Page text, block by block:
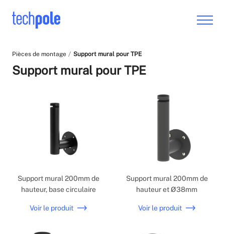
Pièces de montage Support mural pour TPE
Support mural pour TPE
Support mural 200mm de
hauteur, base circulaire
Voir le produit
Support mural 200mm de
hauteur et Ø38mm
Voir le produit